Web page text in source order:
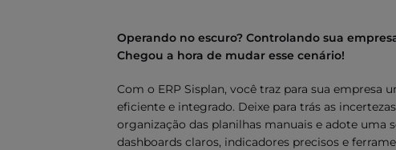
Operando no escuro? Controlando sua
Chegou a hora de mudar esse cenário!
Com o ERP Sisplan, você traz para sua empresa
eficiente e integrado. Deixe para trás as
organização das planilhas manuais e adote uma
dashboards claros, indicadores precisos e